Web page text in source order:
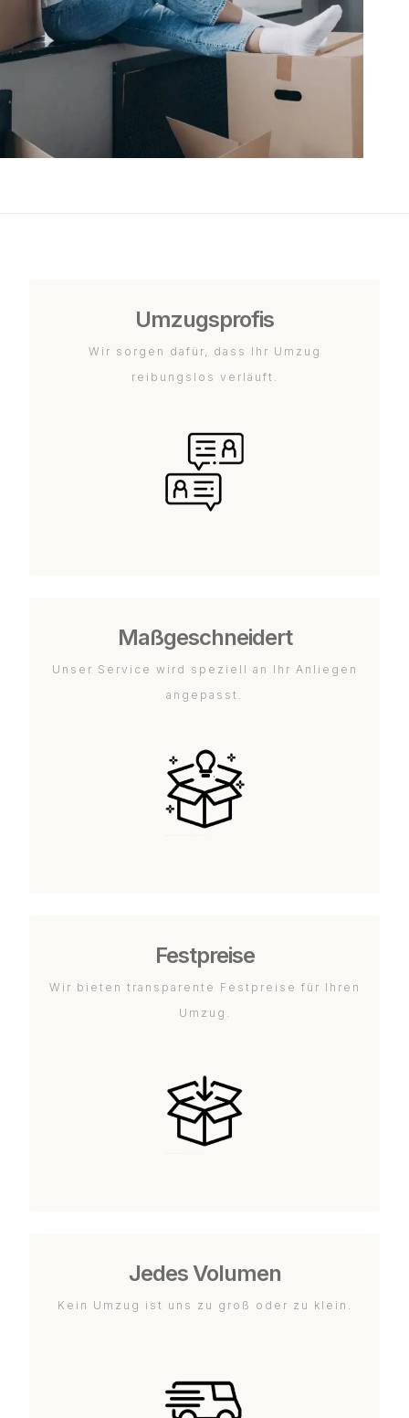
Umzugsprofis
Wir sorgen dafür, dass Ihr Umzug
reibungslos verläuft.
Maßgeschneidert
Unser Service wird speziell an Ihr Anliegen
angepasst.
Festpreise
Wir bieten transparente Festpreise für Ihren
Umzug.
Jedes Volumen
Kein Umzug ist uns zu groß oder zu klein.